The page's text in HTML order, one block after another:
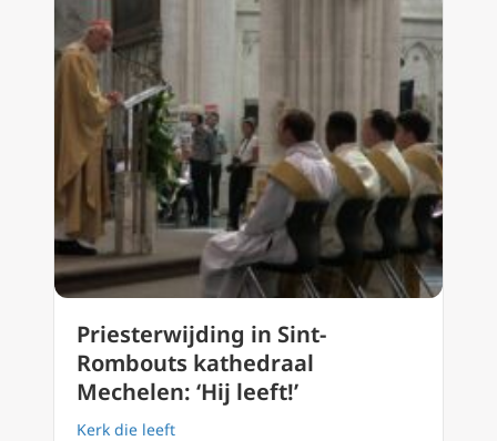
Priesterwijding in Sint-
Rombouts kathedraal
Mechelen: ‘Hij leeft!’
Kerk die leeft